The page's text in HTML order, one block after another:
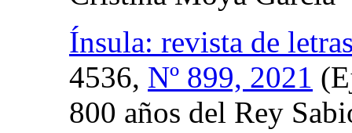
Ínsula: revista de
4536, Nº 899, 2021
800 años del Rey